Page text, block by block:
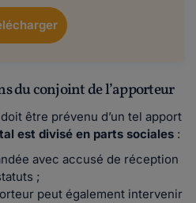
du conjoint de l’apporteur
être prévenu d’un tel apport
est divisé en parts sociales :
avec accusé de réception
;
peut également intervenir